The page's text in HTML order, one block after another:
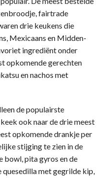
fairtrade
drie keukens die
Mexicaans en Midden-
ingrediënt onder
opkomende gerechten
en nachos met
de populairste
ook naar de drie meest
opkomende drankje per
stijging te zien in de
bowl, pita gyros en de
quesedilla met gegrilde kip,